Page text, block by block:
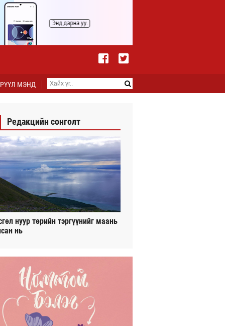
МЭНД
Редакцийн сонголт
нуур төрийн тэргүүнийг маань
нь